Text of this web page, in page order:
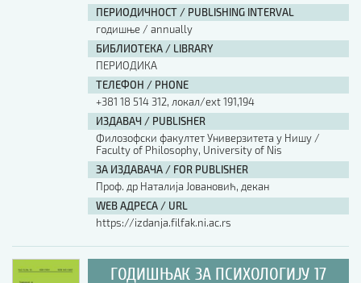
АУТОР / AUTHOR
ПЕРИОДИЧНОСТ / PUBLISHING INTERVAL
годишње / annually
БИБЛИОТЕКА / LIBRARY
ПЕРИОДИКА
ТЕЛЕФОН / PHONE
+381 18 514 312, локал/ext 191,194
ИЗДАВАЧ / PUBLISHER
Филозофски факултет Универзитета у Нишу /
Faculty of Philosophy, University of Nis
ЗА ИЗДАВАЧА / FOR PUBLISHER
Проф. др Наталија Јовановић, декан
WEB АДРЕСА / URL
https://izdanja.filfak.ni.ac.rs
ГОДИШЊАК ЗА ПСИХОЛОГИЈУ 17